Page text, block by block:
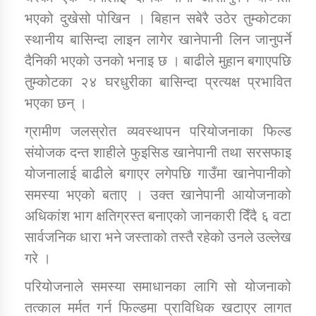
कार्यक्रम कार्यान्वयन एकाई जुम्लाको सुचना
कर्णाली प्राविधि शिक्षालय जुम्लाको सुचना
भएको दुखेसो पोखिन । बिहान सबेरै उठेर तुम्कोटका
स्थानीय बासिन्दा लाइन लागेर खानेपानी लिन जानुपर्ने
दैनिकी भएकाे उनकाे भनाइ छ । बाढीले मुहान बगाएपछि
तुम्कोटका २४ घरधुरीका बासिन्दा प्रत्यक्ष प्रभावित
भएका छन् ।
ग्रामीण जलस्रोत व्यवस्थापन परियोजनाका फिल्ड
संयोजक दन्त शाहीले फुइसिड खानेपानी तथा सरसफाइ
योजनालाई बाढीले बगाएर लगेपछि गाउँमा खानेपानीको
समस्या भएको बताए । उक्त खानेपानी आयोजनाको
अधिकांश भाग क्षतिग्रस्त बनाएको जानकारी दिँदै ६ वटा
सार्वजनिक धारा भने जस्ताको तस्तै रहेको उनले उल्लेख
गरे ।
परियोजनाले समस्या समाधानका लागि सो योजनाको
तत्काल मर्मत गर्न फिल्डमा प्राविधिक खटाएर लागत